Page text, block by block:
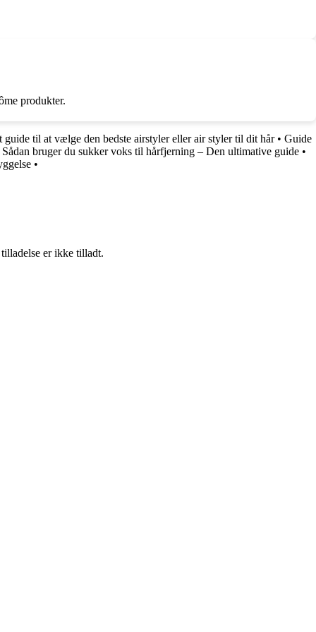
produkter.
guide til at vælge den bedste airstyler eller air styler til dit hår• Guide
Sådan bruger du sukker voks til hårfjerning – Den ultimative guide •
•
er ikke tilladt.